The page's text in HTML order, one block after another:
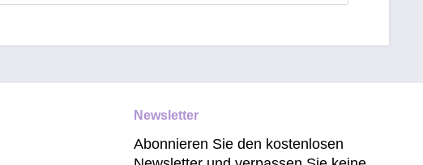
Newsletter
Abonnieren Sie den kostenlosen